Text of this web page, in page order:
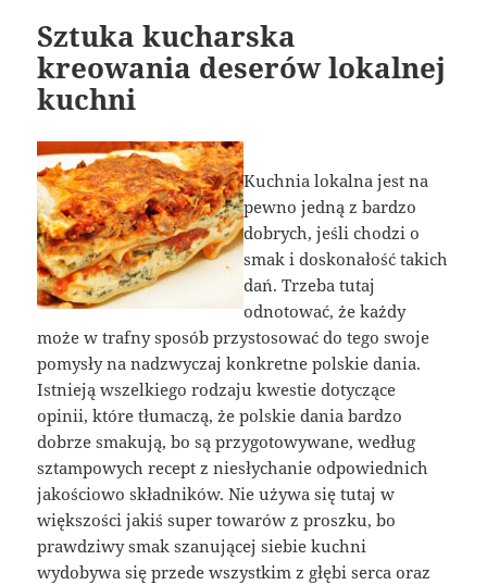
Sztuka kucharska
kreowania deserów lokalnej
kuchni
Kuchnia lokalna jest na
pewno jedną z bardzo
dobrych, jeśli chodzi o
smak i doskonałość takich
dań. Trzeba tutaj
odnotować, że każdy
może w trafny sposób przystosować do tego swoje
pomysły na nadzwyczaj konkretne polskie dania.
Istnieją wszelkiego rodzaju kwestie dotyczące
opinii, które tłumaczą, że polskie dania bardzo
dobrze smakują, bo są przygotowywane, według
sztampowych recept z niesłychanie odpowiednich
jakościowo składników. Nie używa się tutaj w
większości jakiś super towarów z proszku, bo
prawdziwy smak szanującej siebie kuchni
wydobywa się przede wszystkim z głębi serca oraz